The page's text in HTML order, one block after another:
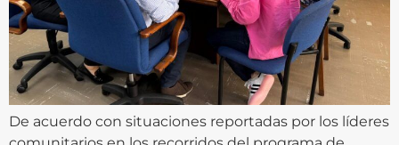
De acuerdo con situaciones reportadas por los líderes